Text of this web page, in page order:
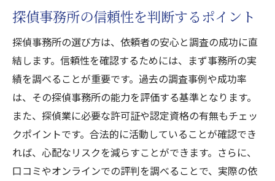
料金体系の種類とその特徴
福井県の浮気調査の平均費用
追加費用が発生する場合の事例
パッケージプランのメリットとデメリット
料金交渉時の注意点
福井県での探偵浮気調査安心のための選び方と
信頼性
安心して依頼できる探偵を見つけるには
探偵事務所の信頼性を判断するポイント
探偵事務所の選び方は、依頼者の安心と調査の成功に直
結します。信頼性を確認するためには、まず事務所の実
績を調べることが重要です。過去の調査事例や成功率
は、その探偵事務所の能力を評価する基準となります。
また、探偵業に必要な許可証や認定資格の有無もチェッ
クポイントです。合法的に活動していることが確認でき
れば、心配なリスクを減らすことができます。さらに、
口コミやオンラインでの評判を調べることで、実際の依